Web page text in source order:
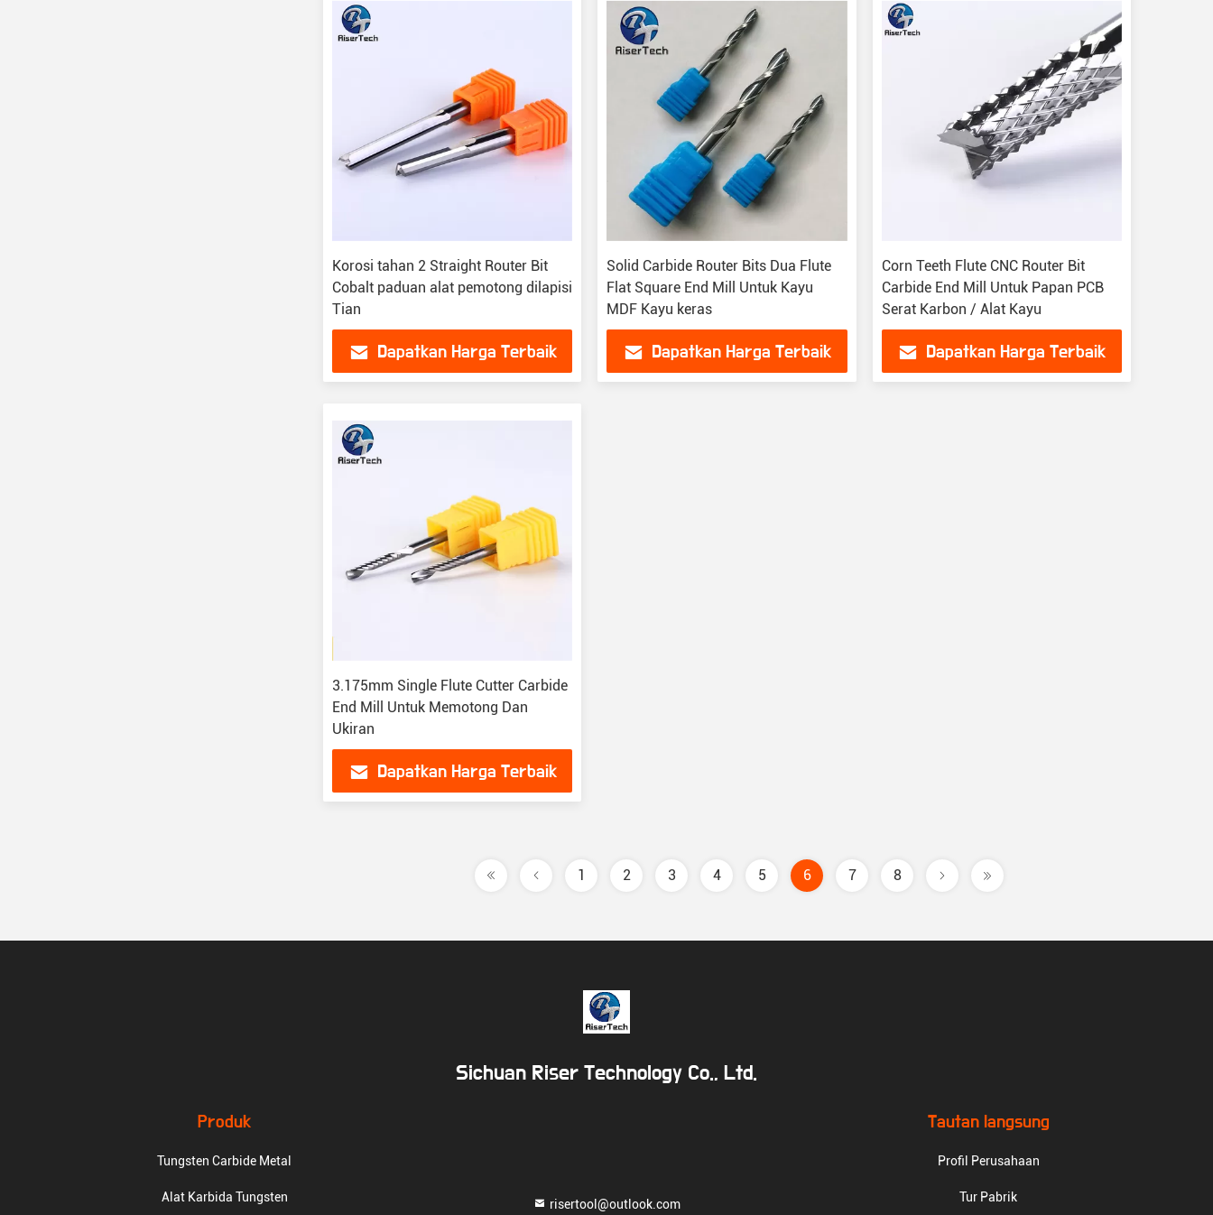
Korosi tahan 2 Straight Router Bit
Cobalt paduan alat pemotong dilapisi
Tian
Dapatkan Harga Terbaik
Solid Carbide Router Bits Dua Flute
Flat Square End Mill Untuk Kayu
MDF Kayu keras
Dapatkan Harga Terbaik
Corn Teeth Flute CNC Router Bit
Carbide End Mill Untuk Papan PCB
Serat Karbon / Alat Kayu
Dapatkan Harga Terbaik
3.175mm Single Flute Cutter Carbide
End Mill Untuk Memotong Dan
Ukiran
Dapatkan Harga Terbaik
1 2 3 4 5 6 7 8
Sichuan Riser Technology Co., Ltd.
Produk
Tungsten Carbide Metal
Alat Karbida Tungsten risertool@outlook.com
Tautan langsung
Profil Perusahaan
Tur Pabrik